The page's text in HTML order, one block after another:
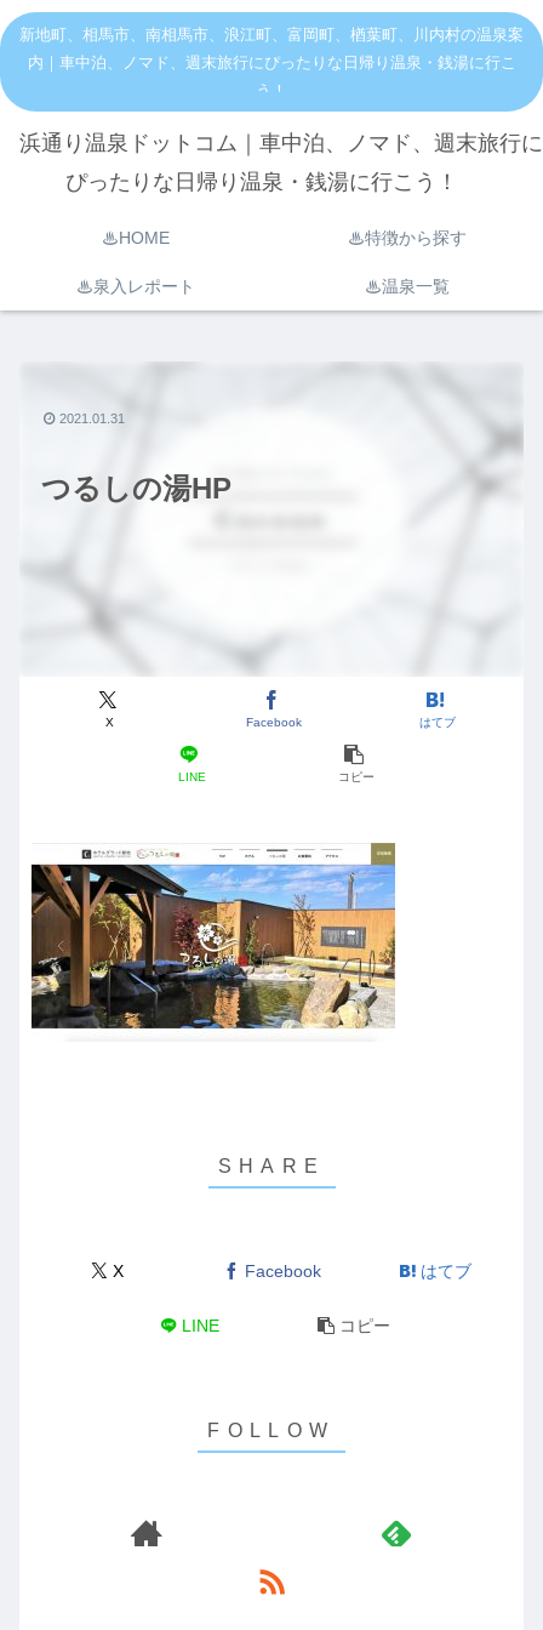
新地町、相馬市、南相馬市、浪江町、富岡町、楢葉町、川内村の温泉案
内｜車中泊、ノマド、週末旅行にぴったりな日帰り温泉・銭湯に行こ
う！
浜通り温泉ドットコム｜車中泊、ノマド、週末旅行に
ぴったりな日帰り温泉・銭湯に行こう！
♨︎HOME ♨︎特徴から探す
♨︎泉入レポート ♨︎温泉一覧
つるしの湯HP
X Facebook はてブ
LINE コピー
2021.01.31
X Facebook はてブ
LINE コピー